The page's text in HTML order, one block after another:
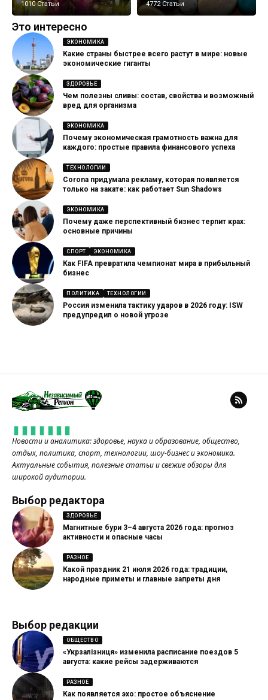
1010 Статьи 4772 Статьи
Это интересно
ЭКОНОМИКА
Какие страны быстрее всего растут в мире: новые
экономические гиганты
ЗДОРОВЬЕ
Чем полезны сливы: состав, свойства и возможный
вред для организма
ЭКОНОМИКА
Почему экономическая грамотность важна для
каждого: простые правила финансового успеха
ТЕХНОЛОГИИ
Corona придумала рекламу, которая появляется
только на закате: как работает Sun Shadows
ЭКОНОМИКА
Почему даже перспективный бизнес терпит крах:
основные причины
СПОРТ ЭКОНОМИКА
Как FIFA превратила чемпионат мира в прибыльный
бизнес
ПОЛИТИКА ТЕХНОЛОГИИ
Россия изменила тактику ударов в 2026 году: ISW
предупредил о новой угрозе
Новости и аналитика: здоровье, наука и образование, общество,
отдых, политика, спорт, технологии, шоу-бизнес и экономика.
Актуальные события, полезные статьи и свежие обзоры для
широкой аудитории.
Выбор редактора
ЗДОРОВЬЕ
Магнитные бури 3–4 августа 2026 года: прогноз
активности и опасные часы
РАЗНОЕ
Какой праздник 21 июля 2026 года: традиции,
народные приметы и главные запреты дня
Выбор редакции
ОБЩЕСТВО
«Укрзалізниця» изменила расписание поездов 5
августа: какие рейсы задерживаются
РАЗНОЕ
Как появляется эхо: простое объяснение